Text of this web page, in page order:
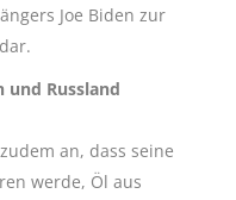
Joe Biden zur
und Russland
an, dass seine
werde, Öl aus